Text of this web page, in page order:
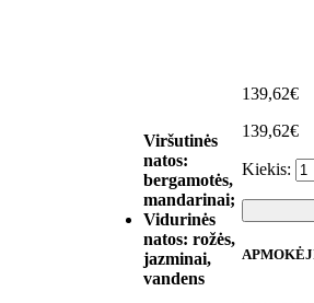
139,62€
139,62€
Kiekis:
Viršutinės
natos:
bergamotės,
mandarinai;
Vidurinės
natos: rožės,
jazminai,
vandens